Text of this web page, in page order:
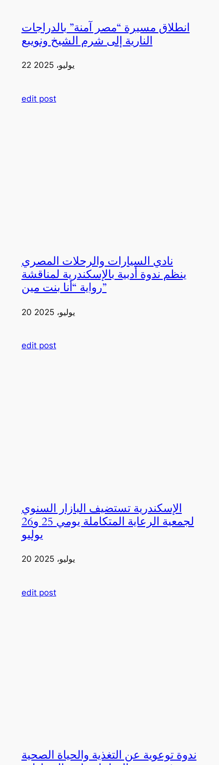
انطلاق مسيرة “مصر آمنة” بالدراجات
النارية إلى شرم الشيخ ونويبع
22 يوليو، 2025
edit post
نادي السيارات والرحلات المصري
ينظم ندوة أدبية بالإسكندرية لمناقشة
رواية “أنا بنت مين”
20 يوليو، 2025
edit post
الإسكندرية تستضيف البازار السنوي
لجمعية الرعاية المتكاملة يومي 25 و26
يوليو
20 يوليو، 2025
edit post
ندوة توعوية عن التغذية والحياة الصحية